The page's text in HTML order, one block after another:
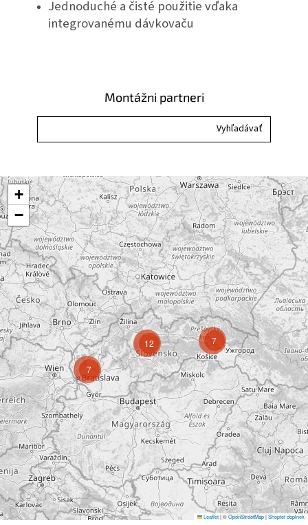
Jednoduché a čisté použitie vďaka
integrovanému dávkovaču
Montážni partneri
7
7
12
+
−
Leaflet|©OpenStreetMap|Shoptet doplnek